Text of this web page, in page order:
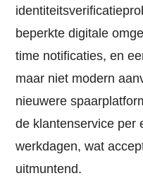
beperkte digitale
time notificaties, en
maar niet modern
nieuwere
de klantenservice per
werkdagen, wat
uitmuntend.